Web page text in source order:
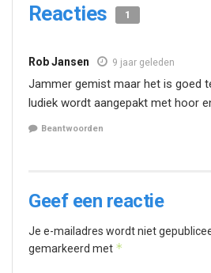
Reacties 1
Rob Jansen 9 jaar geleden
Jammer gemist maar het is goed
ludiek wordt aangepakt met hoor
Beantwoorden
Geef een reactie
Je e-mailadres wordt niet
gemarkeerd met *